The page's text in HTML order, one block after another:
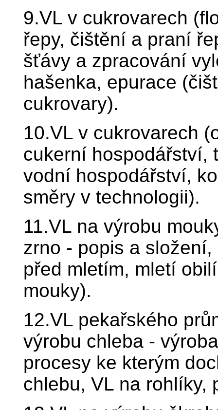
9.VL v cukrovarech
řepy, čištění a praní
šťávy a zpracování
hašenka, epurace
cukrovary).
10.VL v cukrovarech
cukerní hospodářství,
vodní hospodářství,
směry v technologii).
11.VL na výrobu
zrno - popis a
před mletím, mletí
mouky).
12.VL pekařského
výrobu chleba -
procesy ke kterým
chlebu, VL na rohlíky,